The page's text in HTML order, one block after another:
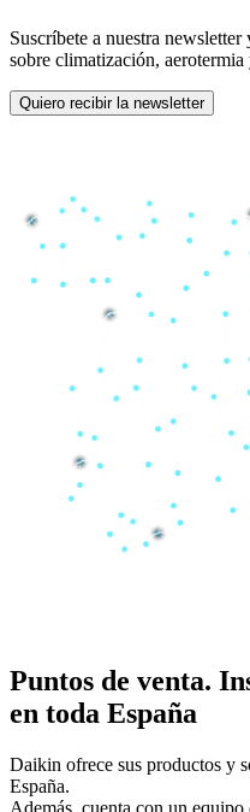
Suscríbete a nuestra
sobre climatización,
Quiero recibir la newsletter
Puntos de venta.
en toda España
Daikin ofrece sus productos y
España.
Además, cuenta con un